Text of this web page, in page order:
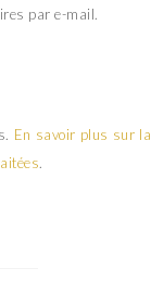
par e-mail.
En savoir plus sur la
.